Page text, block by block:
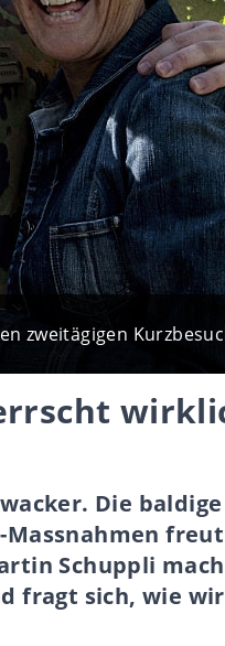
zweitägigen
Die
Massnahmen
Schuppli
fragt sich, wie